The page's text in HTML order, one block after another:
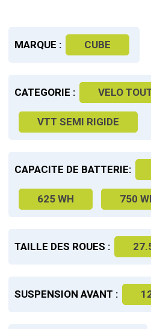
MARQUE : CUBE
CATEGORIE : VELO
VTT SEMI RIGIDE
CAPACITE DE BATTERIE:
625 WH 750
TAILLE DES ROUES :
SUSPENSION AVANT :